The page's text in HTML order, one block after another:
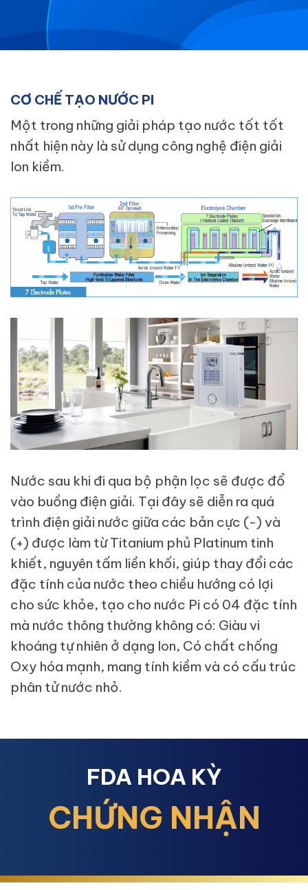
CƠ CHẾ TẠO NƯỚC PI
Một trong những giải pháp tạo nước tốt tốt
nhất hiện này là sử dụng công nghệ điện giải
Ion kiềm.
Nước sau khi đi qua bộ phận lọc sẽ được đổ
vào buồng điện giải. Tại đây sẽ diễn ra quá
trình điện giải nước giữa các bản cực (-) và
(+) được làm từ Titanium phủ Platinum tinh
khiết, nguyên tấm liền khối, giúp thay đổi các
đặc tính của nước theo chiều hướng có lợi
cho sức khỏe, tạo cho nước Pi có 04 đặc tính
mà nước thông thường không có: Giàu vi
khoáng tự nhiên ở dạng Ion, Có chất chống
Oxy hóa mạnh, mang tính kiềm và có cấu trúc
phân tử nước nhỏ.
FDA HOA KỲ
CHỨNG NHẬN